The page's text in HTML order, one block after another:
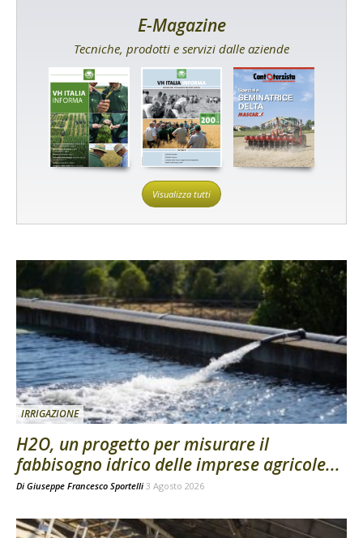
E-Magazine
Tecniche, prodotti e servizi dalle aziende
Visualizza tutti
IRRIGAZIONE
H2O, un progetto per misurare il
fabbisogno idrico delle imprese agricole...
Di Giuseppe Francesco Sportelli 3 Agosto 2026